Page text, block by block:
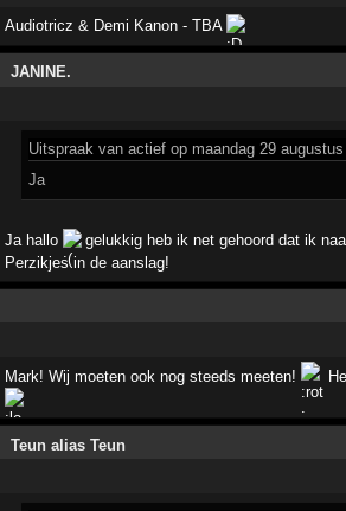
Audiotricz & Demi Kanon - TBA
JANINE.
Uitspraak van actief op maandag 29
Ja
Ja hallo
gelukkig heb ik net gehoord dat ik
Perzikjes in de aanslag!
Mark! Wij moeten ook nog steeds meeten!
Teun alias Teun